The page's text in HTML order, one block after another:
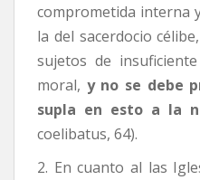
comprometida interna
la del sacerdocio
sujetos de
moral, y no se debe
supla en esto a la
coelibatus, 64).
2. En cuanto al las